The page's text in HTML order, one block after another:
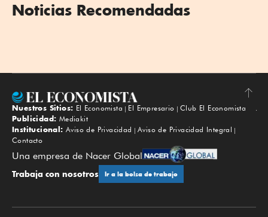
Noticias Recomendadas
Subir
Nuestros Sitios: El Economista El Empresario
Club El Economista
Publicidad: Mediakit
Institucional: Aviso de Privacidad
Aviso de Privacidad Integral
Contacto
Una empresa de Nacer Global
Trabaja con nosotros Ir a la bolsa de trabajo